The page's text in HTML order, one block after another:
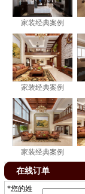
家装经典案例
家装经典案例
家装经典案例
在线订单
*您的姓